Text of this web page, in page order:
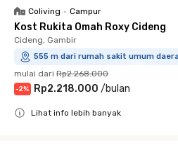
Coliving • Campur
Kost Rukita Omah Roxy Cideng
Cideng, Gambir
555 m dari rumah sakit umum
mulai dari Rp2.268.000
-2% Rp2.218.000 /bulan
Lihat info lebih banyak